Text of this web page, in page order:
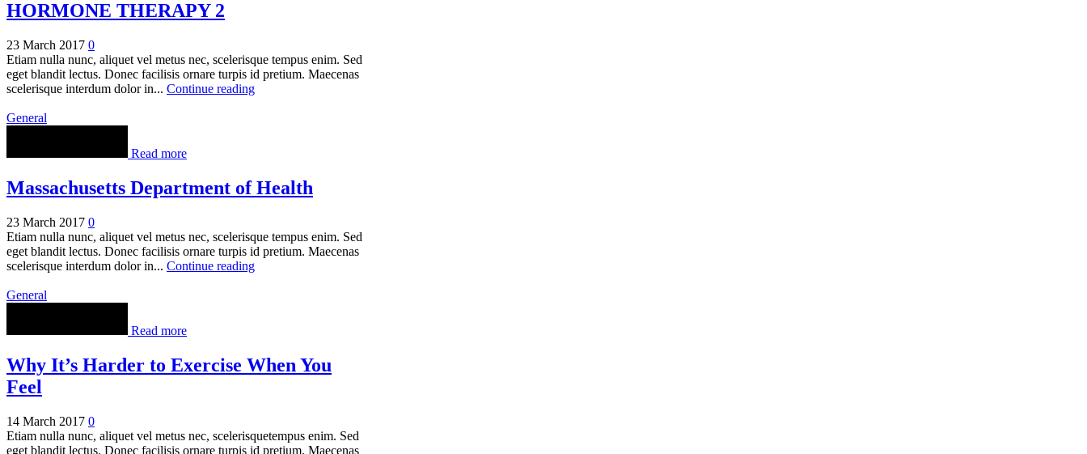
HORMONE THERAPY 2
23 March 2017 0
Etiam nulla nunc, aliquet vel metus nec, scelerisque tempus enim. Sed
eget blandit lectus. Donec facilisis ornare turpis id pretium. Maecenas
scelerisque interdum dolor in... Continue reading
General
Read more
Massachusetts Department of Health
23 March 2017 0
Etiam nulla nunc, aliquet vel metus nec, scelerisque tempus enim. Sed
eget blandit lectus. Donec facilisis ornare turpis id pretium. Maecenas
scelerisque interdum dolor in... Continue reading
General
Read more
Why It’s Harder to Exercise When You
Feel
14 March 2017 0
Etiam nulla nunc, aliquet vel metus nec, scelerisquetempus enim. Sed
eget blandit lectus. Donec facilisis ornare turpis id pretium. Maecenas